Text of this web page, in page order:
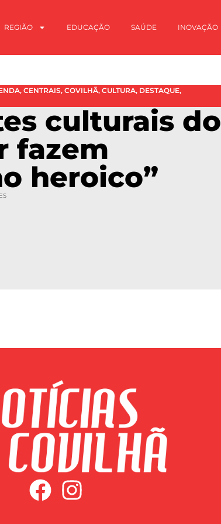
REGIÃO EDUCAÇÃO SAÚDE INOVAÇÃO
, CENTRAIS, COVILHÃ, CULTURA, DESTAQUE,
culturais do
fazem
heroico”